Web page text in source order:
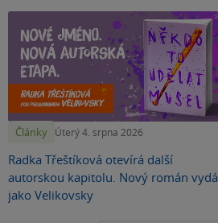
Články Úterý 4. srpna 2026
Radka Třeštíková otevírá další
autorskou kapitolu. Nový román vydá
jako Velikovsky